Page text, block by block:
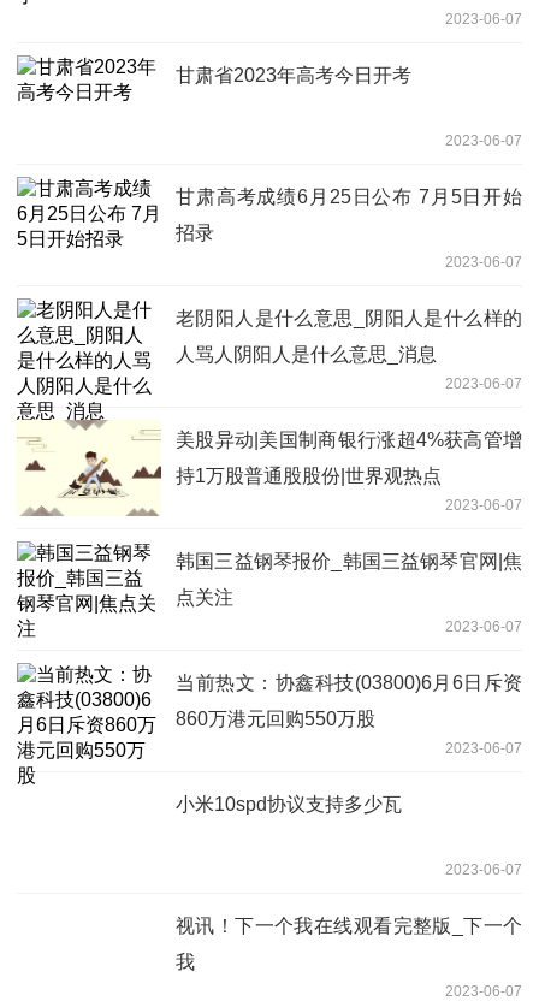
2023-06-07
甘肃省2023年高考今日开考
2023-06-07
甘肃高考成绩6月25日公布 7月5日开始
招录
2023-06-07
老阴阳人是什么意思_阴阳人是什么样的
人骂人阴阳人是什么意思_消息
2023-06-07
美股异动|美国制商银行涨超4%获高管增
持1万股普通股股份|世界观热点
2023-06-07
韩国三益钢琴报价_韩国三益钢琴官网|焦
点关注
2023-06-07
当前热文：协鑫科技(03800)6月6日斥资
860万港元回购550万股
2023-06-07
小米10spd协议支持多少瓦
2023-06-07
视讯！下一个我在线观看完整版_下一个
我
2023-06-07